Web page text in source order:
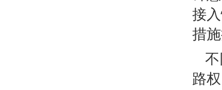
接
措
路